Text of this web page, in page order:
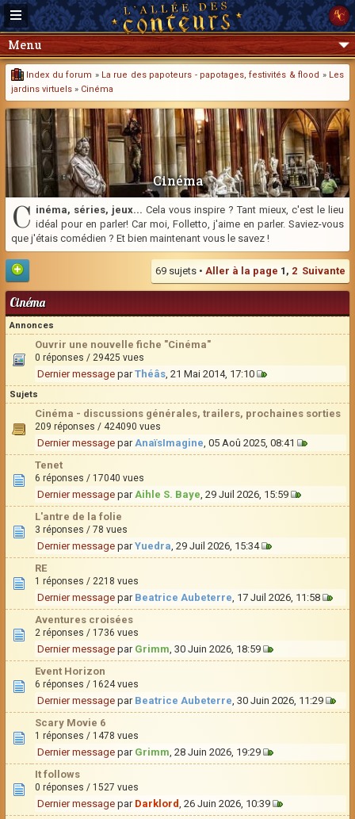
Menu
Index du forum » La rue des papoteurs - papotages, festivités & flood » Les
jardins virtuels » Cinéma
Cinéma
C inéma, séries, jeux... Cela vous inspire ? Tant mieux, c'est le lieu
idéal pour en parler! Car moi, Folletto, j'aime en parler. Saviez-vous
que j'étais comédien ? Et bien maintenant vous le savez !
69 sujets • Aller à la page 1 , 2 Suivante
Cinéma
Annonces
Ouvrir une nouvelle fiche "Cinéma"
0 réponses / 29425 vues
Dernier message parThéâs, 21 Mai 2014, 17:10
Sujets
Cinéma - discussions générales, trailers, prochaines sorties
209 réponses / 424090 vues
Dernier message parAnaïsImagine, 05 Aoû 2025, 08:41
Tenet
6 réponses / 17040 vues
Dernier message parAihle S. Baye, 29 Juil 2026, 15:59
L'antre de la folie
3 réponses / 78 vues
Dernier message parYuedra, 29 Juil 2026, 15:34
RE
1 réponses / 2218 vues
Dernier message par Beatrice Aubeterre, 17 Juil 2026, 11:58
Aventures croisées
2 réponses / 1736 vues
Dernier message par Grimm, 30 Juin 2026, 18:59
Event Horizon
6 réponses / 1624 vues
Dernier message par Beatrice Aubeterre, 30 Juin 2026, 11:29
Scary Movie 6
1 réponses / 1478 vues
Dernier message par Grimm, 28 Juin 2026, 19:29
It follows
0 réponses / 1527 vues
Dernier message par Darklord, 26 Juin 2026, 10:39